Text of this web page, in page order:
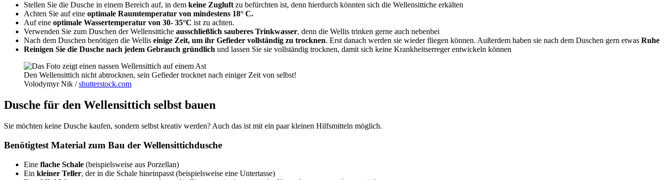
Stellen Sie die Dusche in einem Bereich auf, in dem keine Zugluft zu befürchten ist, denn hierdurch könnten sich die Wellensittiche erkälten
Achten Sie auf eine optimale Raumtemperatur von mindestens 18° C.
Auf eine optimale Wassertemperatur von 30- 35°C ist zu achten.
Verwenden Sie zum Duschen der Wellensittiche ausschließlich sauberes Trinkwasser, denn die Wellis trinken gerne auch nebenbei
Nach dem Duschen benötigen die Wellis einige Zeit, um ihr Gefieder vollständig zu trocknen. Erst danach werden sie wieder fliegen können. Außerdem haben sie nach dem Duschen gern etwas Ruhe
Reinigen Sie die Dusche nach jedem Gebrauch gründlich und lassen Sie sie vollständig trocknen, damit sich keine Krankheitserreger entwickeln können
Den Wellensittich nicht abtrocknen, sein Gefieder trocknet nach einiger Zeit von selbst!
Volodymyr Nik /shutterstock.com
Dusche für den Wellensittich selbst bauen
Sie möchten keine Dusche kaufen, sondern selbst kreativ werden? Auch das ist mit ein paar kleinen Hilfsmitteln möglich.
Benötigtest Material zum Bau der Wellensittichdusche
Eine flache Schale (beispielsweise aus Porzellan)
Ein kleiner Teller, der in die Schale hineinpasst (beispielsweise eine Untertasse)